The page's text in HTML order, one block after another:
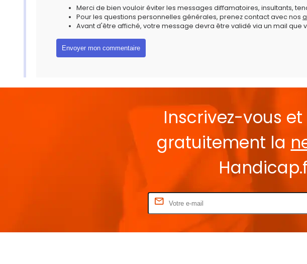
Merci de bien vouloir éviter les messages diffamatoires, insultants,
Pour les questions personnelles générales, prenez contact avec nos
Avant d'être affiché, votre message devra être validé via un mail que
Inscrivez-vous
gratuitement la